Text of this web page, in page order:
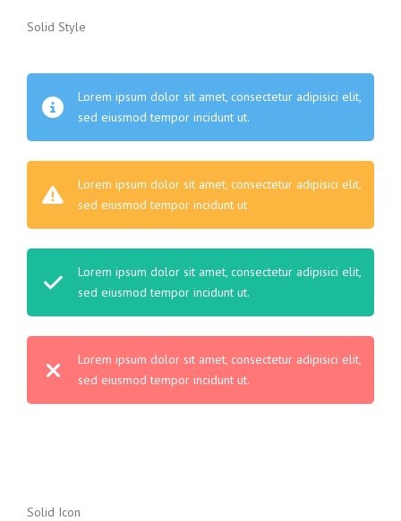
Solid Style
Lorem ipsum dolor sit amet, consectetur adipisici elit,
sed eiusmod tempor incidunt ut.
Lorem ipsum dolor sit amet, consectetur adipisici elit,
sed eiusmod tempor incidunt ut.
Lorem ipsum dolor sit amet, consectetur adipisici elit,
sed eiusmod tempor incidunt ut.
Lorem ipsum dolor sit amet, consectetur adipisici elit,
sed eiusmod tempor incidunt ut.
Solid Icon